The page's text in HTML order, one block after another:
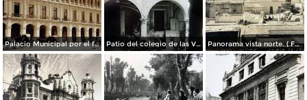
Palacio Municipal por el fotografo Hugo Brehme.. Patio del colegio de las Vizcainas por el fotografo Hugo Brehme. Panorama vista norte. ( Fechada el 20 de Junio de 1905 ).